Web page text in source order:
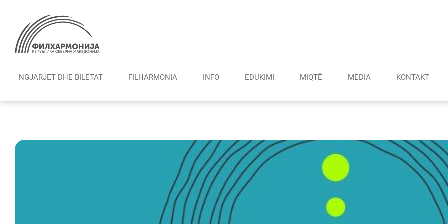
content
NGJARJET DHE BILETAT FILHARMONIА INFO EDUKIMI MIQTË MEDIA KONTAKT